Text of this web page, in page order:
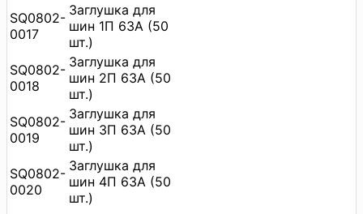
SQ0802-
0017
Заглушка для
шин 1П 63А (50
шт.)
SQ0802-
0018
Заглушка для
шин 2П 63А (50
шт.)
SQ0802-
0019
Заглушка для
шин 3П 63А (50
шт.)
SQ0802-
0020
Заглушка для
шин 4П 63А (50
шт.)